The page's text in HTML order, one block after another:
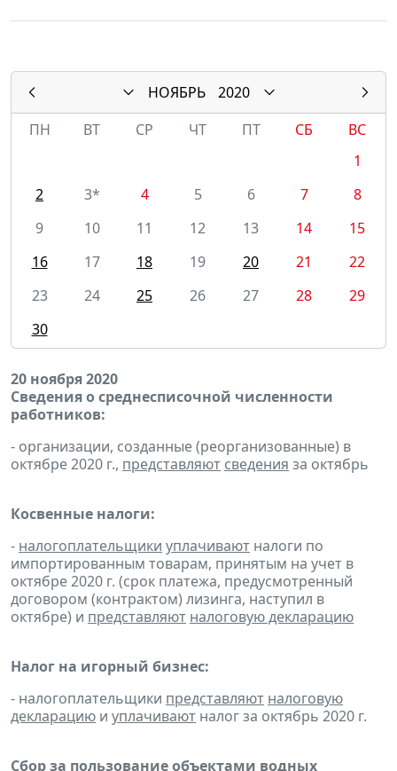
НОЯБРЬ
2020
ПН
ВТ СР ЧТ ПТ СБ
ВС
1
2
3* 4 5 6 7
8
9
10 11 12 13 14
15
16
17 18 19 20 21
22
23
24 25 26 27 28
29
30
20 ноября 2020
Сведения о среднесписочной численности
работников:
- организации, созданные (реорганизованные) в
октябре 2020 г., представляют сведения за октябрь
Косвенные налоги:
- налогоплательщики уплачивают налоги по
импортированным товарам, принятым на учет в
октябре 2020 г. (срок платежа, предусмотренный
договором (контрактом) лизинга, наступил в
октябре) и представляют налоговую декларацию
Налог на игорный бизнес:
- налогоплательщики представляют налоговую
декларацию и уплачивают налог за октябрь 2020 г.
Сбор за пользование объектами водных